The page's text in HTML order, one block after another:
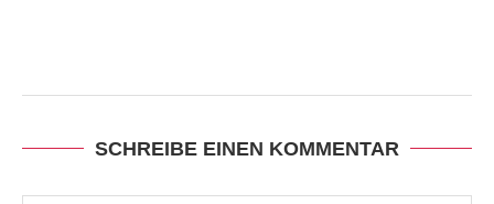
SCHREIBE EINEN KOMMENTAR